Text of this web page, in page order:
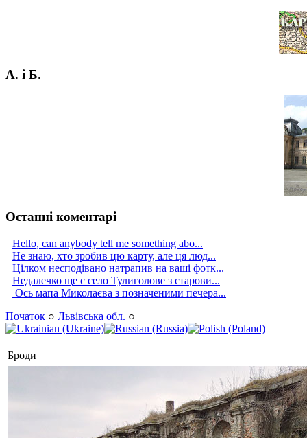
А. і Б.
Останні коментарі
Hello, can anybody tell me something abo...
Не знаю, хто зробив цю карту, але ця люд...
Цілком несподівано натрапив на ваші фотк...
Недалечко ще є село Тулиголове з старови...
Ось мапа Миколаєва з позначеними печера...
Початок ○ Львівська обл. ○
Броди